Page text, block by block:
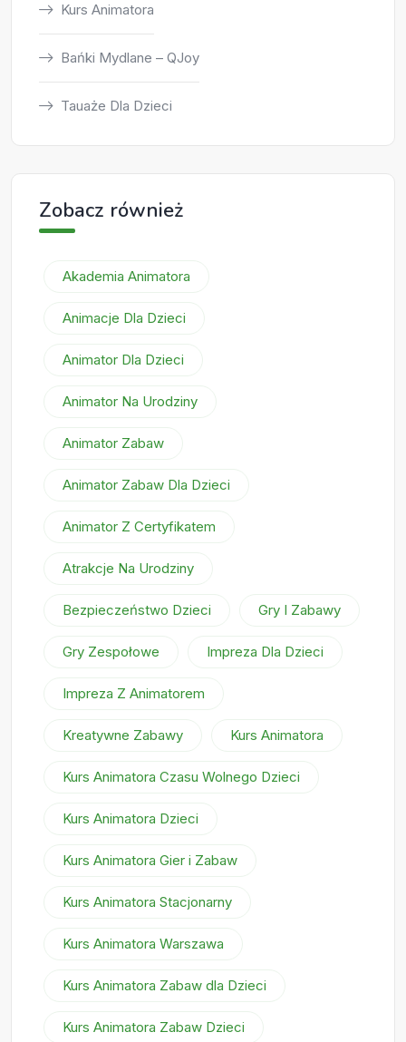
Kurs Animatora
Bańki Mydlane – QJoy
Tauaże Dla Dzieci
Zobacz również
Akademia Animatora
Animacje Dla Dzieci
Animator Dla Dzieci
Animator Na Urodziny
Animator Zabaw
Animator Zabaw Dla Dzieci
Animator Z Certyfikatem
Atrakcje Na Urodziny
Bezpieczeństwo Dzieci Gry I Zabawy
Gry Zespołowe Impreza Dla Dzieci
Impreza Z Animatorem
Kreatywne Zabawy Kurs Animatora
Kurs Animatora Czasu Wolnego Dzieci
Kurs Animatora Dzieci
Kurs Animatora Gier i Zabaw
Kurs Animatora Stacjonarny
Kurs Animatora Warszawa
Kurs Animatora Zabaw dla Dzieci
Kurs Animatora Zabaw Dzieci